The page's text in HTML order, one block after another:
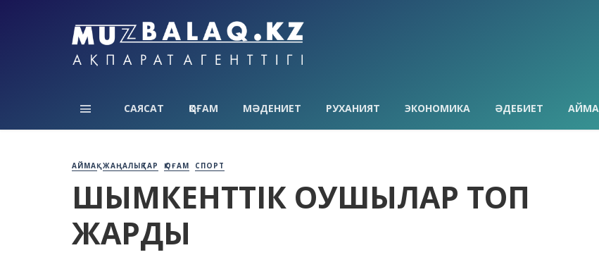
САЯСАТ ҚОҒАМ МӘДЕНИЕТ РУХАНИЯТ ЭКОНОМИКА ӘДЕБИЕТ АЙМАҚ
АЙМАҚ ЖАҢАЛЫҚТАР ҚОҒАМ СПОРТ
ШЫМКЕНТТІК ОҚУШЫЛАР ТОП
ЖАРДЫ